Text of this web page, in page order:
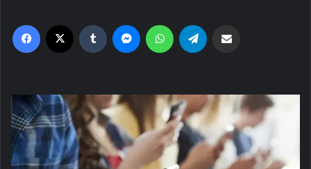
Facebook Tumblr MessengerWhatsApp